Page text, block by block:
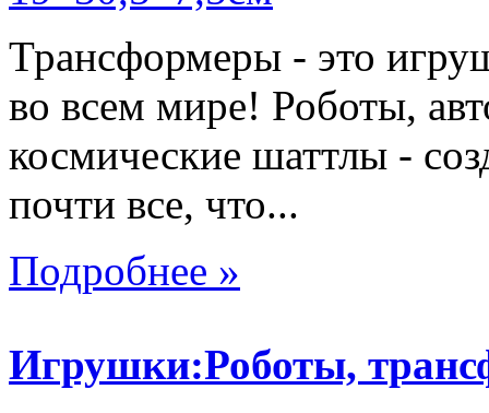
Трансформеры - это
во всем мире! Роботы,
космические шаттлы -
почти все, что...
Подробнее »
Игрушки:Роботы,